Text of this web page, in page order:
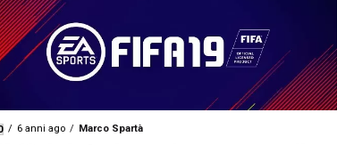
6 anni ago Marco Spartà